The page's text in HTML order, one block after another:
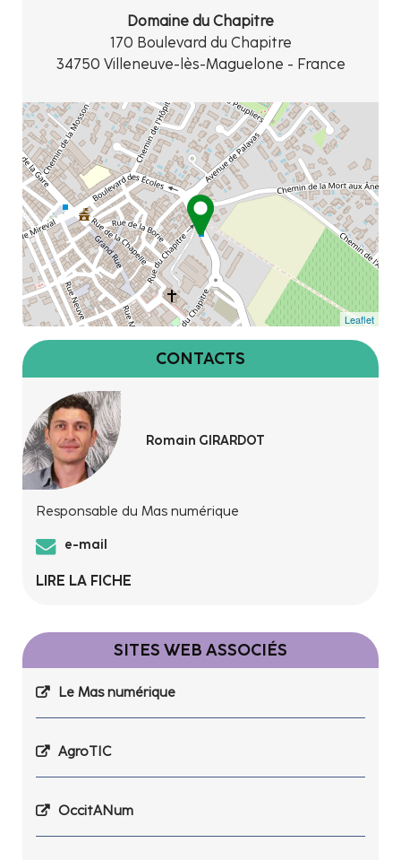
Domaine du Chapitre
170 Boulevard du Chapitre
34750 Villeneuve-lès-Maguelone - France
Leaflet
CONTACTS
Romain GIRARDOT
Responsable du Mas numérique
e-mail
LIRE LA FICHE
SITES WEB ASSOCIÉS
Le Mas numérique
AgroTIC
OccitANum